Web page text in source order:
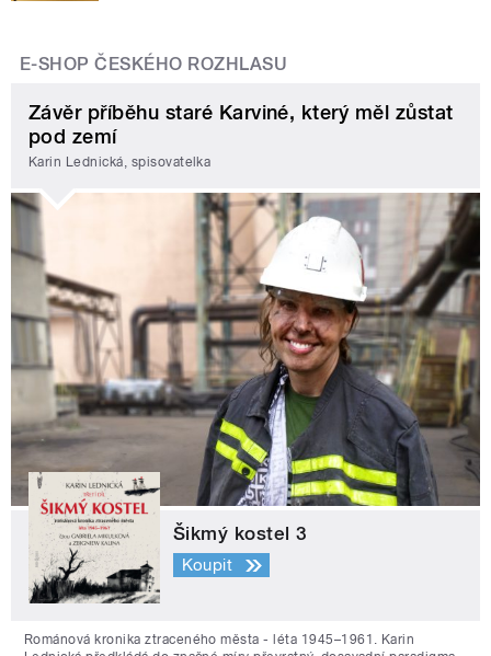
E-SHOP ČESKÉHO ROZHLASU
Závěr příběhu staré Karviné, který měl zůstat
pod zemí
Karin Lednická, spisovatelka
Šikmý kostel 3
Koupit
Románová kronika ztraceného města - léta 1945–1961. Karin